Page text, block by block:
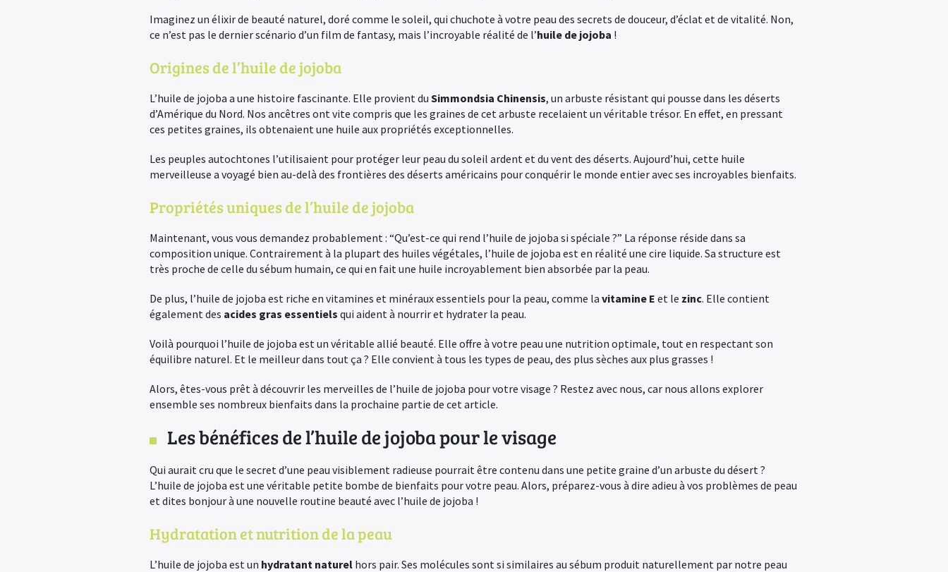
Imaginez un élixir de beauté naturel, doré comme le soleil, qui chuchote à votre peau des secrets de douceur, d’éclat et de vitalité. Non,
ce n’est pas le dernier scénario d’un film de fantasy, mais l’incroyable réalité de l’huile de jojoba !
Origines de l’huile de jojoba
L’huile de jojoba a une histoire fascinante. Elle provient du Simmondsia Chinensis, un arbuste résistant qui pousse dans les déserts
d’Amérique du Nord. Nos ancêtres ont vite compris que les graines de cet arbuste recelaient un véritable trésor. En effet, en pressant
ces petites graines, ils obtenaient une huile aux propriétés exceptionnelles.
Les peuples autochtones l’utilisaient pour protéger leur peau du soleil ardent et du vent des déserts. Aujourd’hui, cette huile
merveilleuse a voyagé bien au-delà des frontières des déserts américains pour conquérir le monde entier avec ses incroyables bienfaits.
Propriétés uniques de l’huile de jojoba
Maintenant, vous vous demandez probablement : “Qu’est-ce qui rend l’huile de jojoba si spéciale ?” La réponse réside dans sa
composition unique. Contrairement à la plupart des huiles végétales, l’huile de jojoba est en réalité une cire liquide. Sa structure est
très proche de celle du sébum humain, ce qui en fait une huile incroyablement bien absorbée par la peau.
De plus, l’huile de jojoba est riche en vitamines et minéraux essentiels pour la peau, comme la vitamine E et le zinc. Elle contient
également des acides gras essentiels qui aident à nourrir et hydrater la peau.
Voilà pourquoi l’huile de jojoba est un véritable allié beauté. Elle offre à votre peau une nutrition optimale, tout en respectant son
équilibre naturel. Et le meilleur dans tout ça ? Elle convient à tous les types de peau, des plus sèches aux plus grasses !
Alors, êtes-vous prêt à découvrir les merveilles de l’huile de jojoba pour votre visage ? Restez avec nous, car nous allons explorer
ensemble ses nombreux bienfaits dans la prochaine partie de cet article.
Les bénéfices de l’huile de jojoba pour le visage
Qui aurait cru que le secret d’une peau visiblement radieuse pourrait être contenu dans une petite graine d’un arbuste du désert ?
L’huile de jojoba est une véritable petite bombe de bienfaits pour votre peau. Alors, préparez-vous à dire adieu à vos problèmes de peau
et dites bonjour à une nouvelle routine beauté avec l’huile de jojoba !
Hydratation et nutrition de la peau
L’huile de jojoba est un hydratant naturel hors pair. Ses molécules sont si similaires au sébum produit naturellement par notre peau